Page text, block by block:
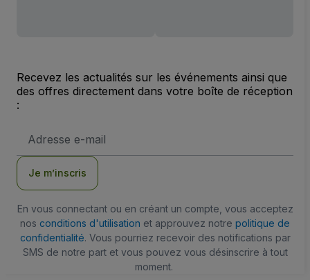
Recevez les actualités sur les événements ainsi que
des offres directement dans votre boîte de réception
:
e-
Je m’inscris
En vous connectant ou en créant un compte, vous acceptez
nos conditions d'utilisation et approuvez notre politique de
confidentialité. Vous pourriez recevoir des notifications par
SMS de notre part et vous pouvez vous désinscrire à tout
moment.